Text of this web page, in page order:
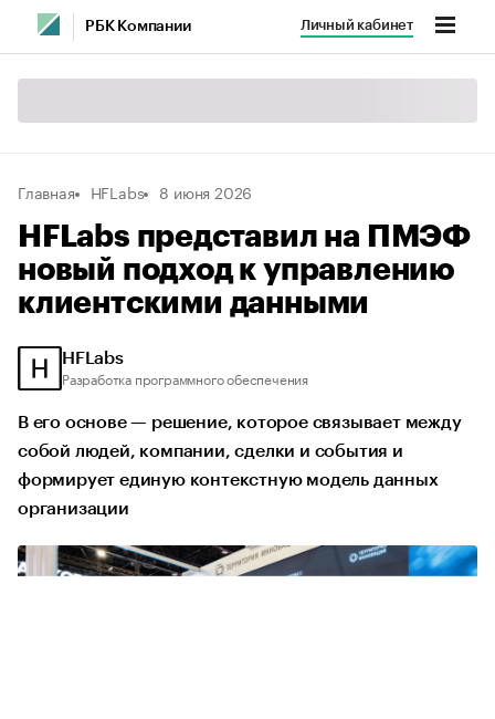
РБК Компании Личный кабинет
Главная HFLabs 8 июня 2026
HFLabs представил на ПМЭФ
новый подход к управлению
клиентскими данными
HFLabs
Разработка программного обеспечения
В его основе — решение, которое связывает между
собой людей, компании, сделки и события и
формирует единую контекстную модель данных
организации